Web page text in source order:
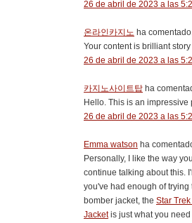
26 de abril de 2023 a las
온라인카지노 ha
Your content is brilliant
26 de abril de 2023 a las
카지노사이트탑 ha
Hello. This is an impressive
26 de abril de 2023 a las
Emma watson ha
Personally, I like the way
continue talking about this.
you've had enough of trying
bomber jacket, the Star
Jacketis just what you